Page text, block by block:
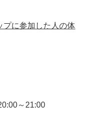
プに参加した人の体
～21:00